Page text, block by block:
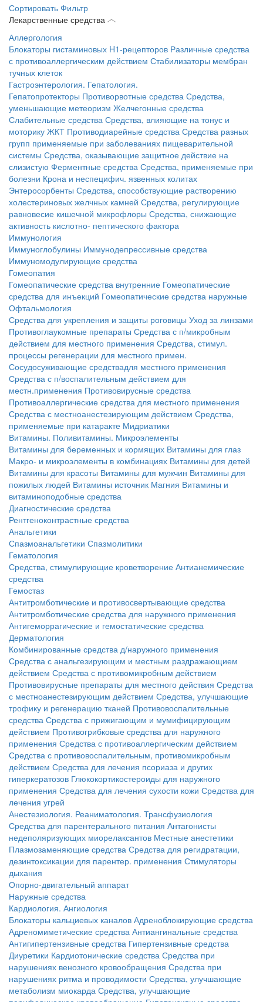
Сортировать Фильтр
Лекарственные средства
Аллергология
Блокаторы гистаминовых H1-рецепторов Различные средства
с противоаллергическим действием Стабилизаторы мембран
тучных клеток
Гастроэнтерология. Гепатология.
Гепатопротекторы Противорвотные средства Средства,
уменьшающие метеоризм Желчегонные средства
Слабительные средства Средства, влияющие на тонус и
моторику ЖКТ Противодиарейные средства Средства разных
групп применяемые при заболеваниях пищеварительной
системы Средства, оказывающие защитное действие на
слизистую Ферментные средства Средства, применяемые при
болезни Крона и неспецифич. язвенных колитах
Энтеросорбенты Средства, способствующие растворению
холестериновых желчных камней Средства, регулирующие
равновесие кишечной микрофлоры Средства, снижающие
активность кислотно- пептического фактора
Иммунология
Иммуноглобулины Иммунодепрессивные средства
Иммуномодулирующие средства
Гомеопатия
Гомеопатические средства внутренние Гомеопатические
средства для инъекций Гомеопатические средства наружные
Офтальмология
Средства для укрепления и защиты роговицы Уход за линзами
Противоглаукомные препараты Средства с п/микробным
действием для местного применения Средства, стимул.
процессы регенерации для местного примен.
Сосудосуживающие средствадля местного применения
Средства с п/воспалительным действием для
местн.применения Противовирусные средства
Противоаллергические средства для местного применения
Средства с местноанестезирующим действием Средства,
применяемые при катаракте Мидриатики
Витамины. Поливитамины. Микроэлементы
Витамины для беременных и кормящих Витамины для глаз
Макро- и микроэлементы в комбинациях Витамины для детей
Витамины для красоты Витамины для мужчин Витамины для
пожилых людей Витамины источник Магния Витамины и
витаминоподобные средства
Диагностические средства
Рентгеноконтрастные средства
Анальгетики
Спазмоанальгетики Спазмолитики
Гематология
Средства, стимулирующие кроветворение Антианемические
средства
Гемостаз
Антитромботические и противосвертывающие средства
Антитромботические средства для наружного применения
Антигеморрагические и гемостатические средства
Дерматология
Комбинированные средства д/наружного применения
Средства с анальгезирующим и местным раздражающием
действием Средства с противомикробным действием
Противовирусные препараты для местного действия Средства
с местноанестезирующим действием Средства, улучшающие
трофику и регенерацию тканей Противовоспалительные
средства Средства с прижигающим и мумифицирующим
действием Противогрибковые средства для наружного
применения Средства с противоаллергическим действием
Средства с противовоспалительным, противомикробным
действием Средства для лечения псориаза и других
гиперкератозов Глюкокортикостероиды для наружного
применения Средства для лечения сухости кожи Средства для
лечения угрей
Анестезиология. Реаниматология. Трансфузиология
Средства для парентерального питания Антагонисты
недеполяризующих миорелаксантов Местные анестетики
Плазмозаменяющие средства Средства для регидратации,
дезинтоксикации для парентер. применения Стимуляторы
дыхания
Опорно-двигательный аппарат
Наружные средства
Кардиология. Ангиология
Блокаторы кальциевых каналов Адреноблокирующие средства
Адреномиметические средства Антиангинальные средства
Антигипертензивные средства Гипертензивные средства
Диуретики Кардиотонические средства Средства при
нарушениях венозного кровообращения Средства при
нарушениях ритма и проводимости Средства, улучшающие
метаболизм миокарда Средства, улучшающие